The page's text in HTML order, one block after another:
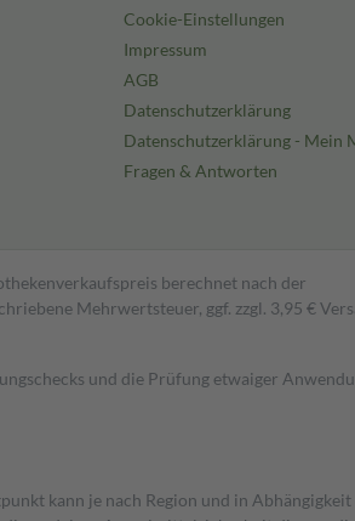
Cookie-Einstellungen
Impressum
AGB
Datenschutzerklärung
Datenschutzerklärung - Mein
Fragen & Antworten
berechnet nach der
Mehrwertsteuer, ggf. zzgl. 3,95 €
und die Prüfung etwaiger
kann je nach Region und in Abhängigkeit